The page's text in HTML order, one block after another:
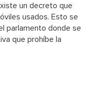
un decreto que
usados. Esto se
parlamento donde se
que prohíbe la